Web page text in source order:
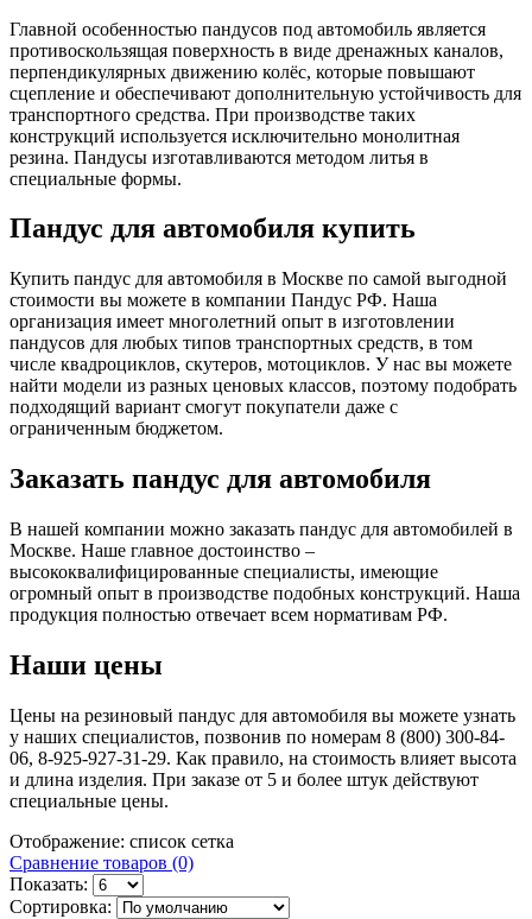
Главной особенностью пандусов под автомобиль является
противоскользящая поверхность в виде дренажных каналов,
перпендикулярных движению колёс, которые повышают
сцепление и обеспечивают дополнительную устойчивость для
транспортного средства. При производстве таких
конструкций используется исключительно монолитная
резина. Пандусы изготавливаются методом литья в
специальные формы.
Пандус для автомобиля купить
Купить пандус для автомобиля в Москве по самой выгодной
стоимости вы можете в компании Пандус РФ. Наша
организация имеет многолетний опыт в изготовлении
пандусов для любых типов транспортных средств, в том
числе квадроциклов, скутеров, мотоциклов. У нас вы можете
найти модели из разных ценовых классов, поэтому подобрать
подходящий вариант смогут покупатели даже с
ограниченным бюджетом.
Заказать пандус для автомобиля
В нашей компании можно заказать пандус для автомобилей в
Москве. Наше главное достоинство –
высококвалифицированные специалисты, имеющие
огромный опыт в производстве подобных конструкций. Наша
продукция полностью отвечает всем нормативам РФ.
Наши цены
Цены на резиновый пандус для автомобиля вы можете узнать
у наших специалистов, позвонив по номерам 8 (800) 300-84-
06, 8-925-927-31-29. Как правило, на стоимость влияет высота
и длина изделия. При заказе от 5 и более штук действуют
специальные цены.
Отображение: список сетка
Сравнение товаров (0)
Показать:
Сортировка: